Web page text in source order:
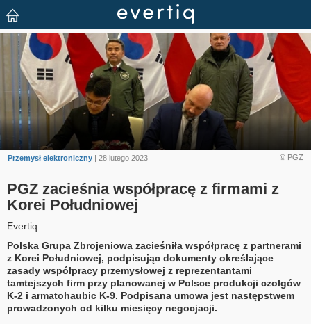
© PGZ
Przemysł elektroniczny | 28 lutego 2023
PGZ zacieśnia współpracę z firmami z
Korei Południowej
Evertiq
Polska Grupa Zbrojeniowa zacieśniła współpracę z partnerami
z Korei Południowej, podpisując dokumenty określające
zasady współpracy przemysłowej z reprezentantami
tamtejszych firm przy planowanej w Polsce produkcji czołgów
K-2 i armatohaubic K-9. Podpisana umowa jest następstwem
prowadzonych od kilku miesięcy negocjacji.